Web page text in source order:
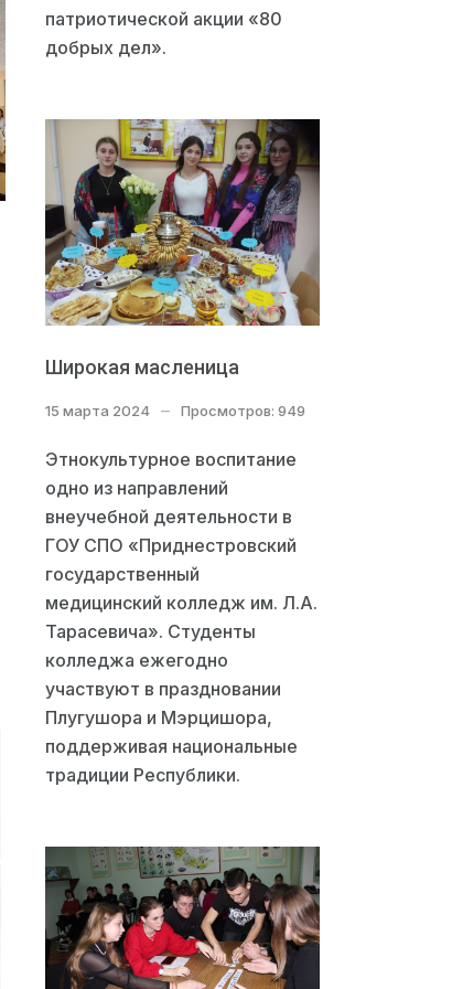
патриотической акции «80
добрых дел».
Широкая масленица
15 марта 2024 Просмотров: 949
Этнокультурное воспитание
одно из направлений
внеучебной деятельности в
ГОУ СПО «Приднестровский
государственный
медицинский колледж им. Л.А.
Тарасевича». Студенты
колледжа ежегодно
участвуют в праздновании
Плугушора и Мэрцишора,
поддерживая национальные
традиции Республики.